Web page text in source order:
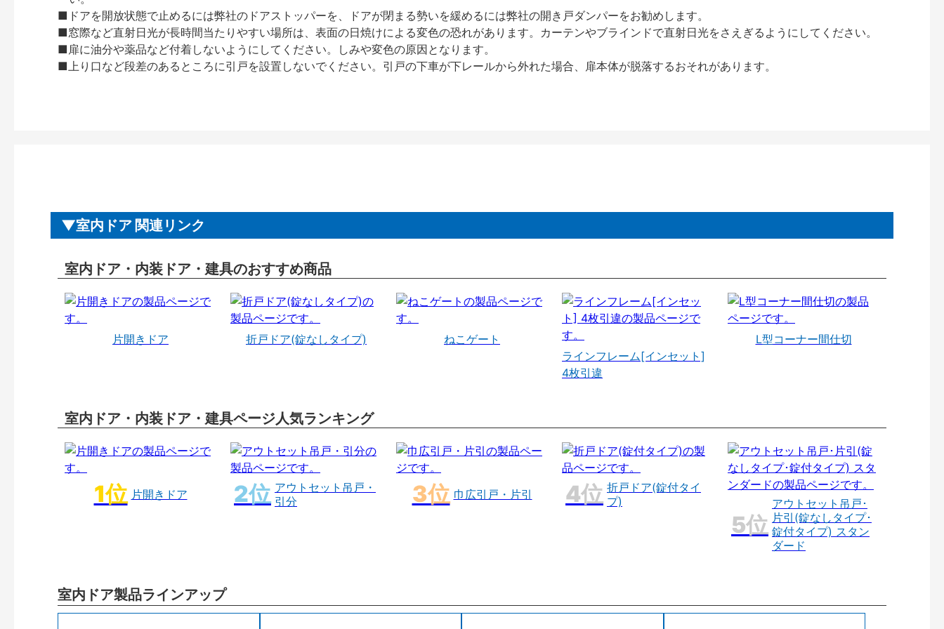
■ドアを開放状態で止めるには弊社のドアストッパーを、ドアが閉まる勢いを緩めるには弊社の開き戸ダンパーをお勧めします。
■窓際など直射日光が長時間当たりやすい場所は、表面の日焼けによる変色の恐れがあります。カーテンやブラインドで直射日光をさえぎるようにしてください。
■扉に油分や薬品など付着しないようにしてください。しみや変色の原因となります。
■上り口など段差のあるところに引戸を設置しないでください。引戸の下車が下レールから外れた場合、扉本体が脱落するおそれがあります。
室内ドア 関連リンク
室内ドア・内装ドア・建具のおすすめ商品
片開きドア 折戸ドア(錠なしタイプ)
ねこゲート
ラインフレーム[インセット]
4枚引違
L型コーナー間仕切
室内ドア・内装ドア・建具ページ人気ランキング
片開きドア
アウトセット吊戸・
引分
巾広引戸・片引
折戸ドア(錠付タイ
プ)
アウトセット吊戸･
片引(錠なしタイプ･
錠付タイプ) スタン
ダード
室内ドア製品ラインアップ